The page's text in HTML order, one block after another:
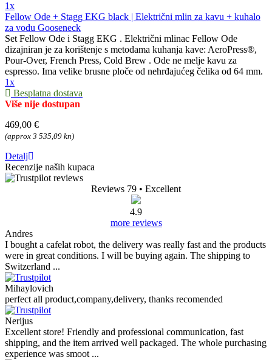
1x
Fellow Ode + Stagg EKG black | Električni mlin za kavu + kuhalo
za vodu Gooseneck
Set Fellow Ode i Stagg EKG . Električni mlinac Fellow Ode
dizajniran je za korištenje s metodama kuhanja kave: AeroPress®,
Pour-Over, French Press, Cold Brew . Ode ne melje kavu za
espresso. Ima velike brusne ploče od nehrđajućeg čelika od 64 mm.
1x
Besplatna dostava
Više nije dostupan
469,00 €
(approx 3 535,09 kn)
Detalj
Recenzije naših kupaca
Reviews 79 • Excellent
4.9
more reviews
Andres
I bought a cafelat robot, the delivery was really fast and the products
were in great conditions. I will be buying again. The shipping to
Switzerland ...
Mihaylovich
perfect all product,company,delivery, thanks recomended
Nerijus
Excellent store! Friendly and professional communication, fast
shipping, and the item arrived well packaged. The whole purchasing
experience was smoot ...